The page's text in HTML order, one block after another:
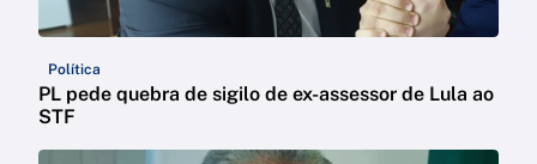
Política
PL pede quebra de sigilo de ex-assessor de Lula ao
STF